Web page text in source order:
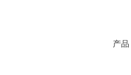
产品